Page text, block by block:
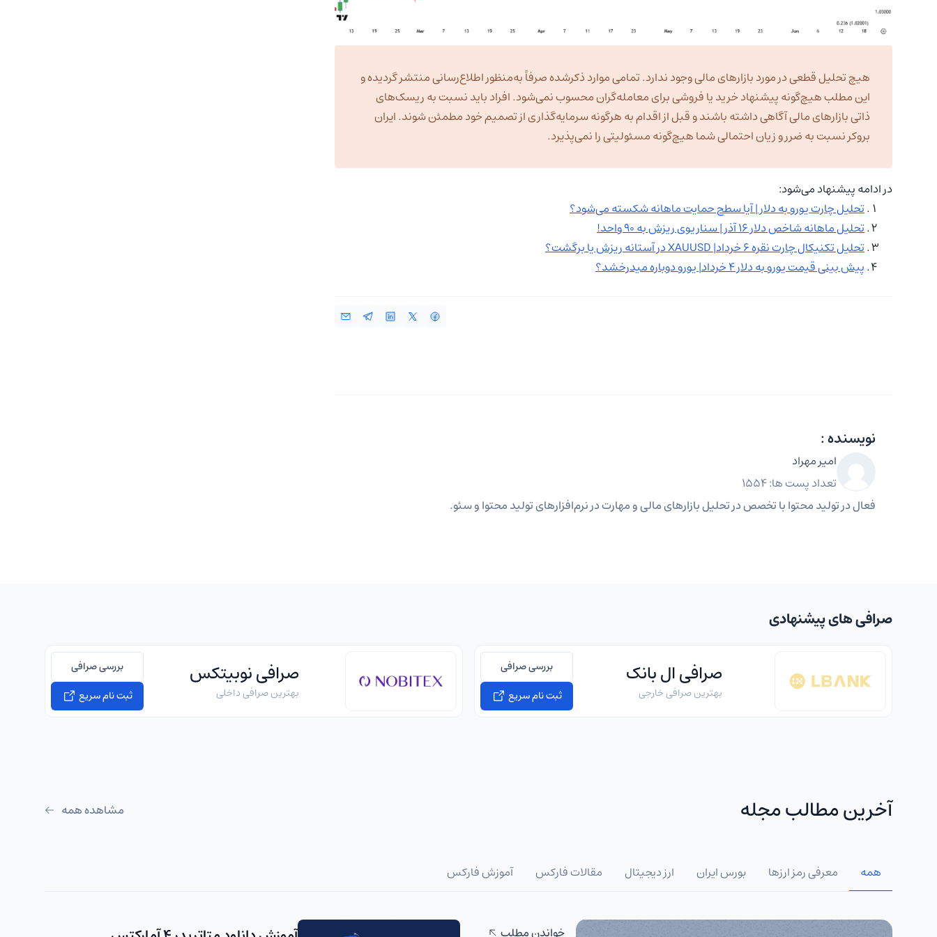
هیچ تحلیل قطعی در مورد بازارهای مالی وجود ندارد. تمامی موارد ذکرشده صرفاً به‌منظور اطلاع‌رسانی منتشر گردیده و
این مطلب هیچ‌گونه پیشنهاد خرید یا فروشی برای معامله‌گران محسوب نمی‌شود. افراد باید نسبت به ریسک‌های
ذاتی بازارهای مالی آگاهی داشته باشند و قبل از اقدام به هرگونه سرمایه‌گذاری از تصمیم خود مطمئن شوند. ایران
بروکر نسبت به ضرر و زیان احتمالی شما هیچ‌گونه مسئولیتی را نمی‌پذیرد.
در ادامه پیشنهاد می‌شود:
تحلیل چارت یورو به دلار | آیا سطح حمایت ماهانه شکسته می‌شود؟
تحلیل ماهانه شاخص دلار ۱۶ آذر | سناریوی ریزش به ۹۰ واحد!
تحلیل تکنیکال چارت نقره ۶ خرداد| XAUUSD در آستانه ریزش یا برگشت؟
پیش‌ بینی قیمت یورو به دلار ۴ خرداد| یورو دوباره میدرخشد؟
نویسنده :
امیر مهراد
تعداد پست ها: 1554
فعال در تولید محتوا با تخصص در تحلیل بازارهای مالی و مهارت در نرم‌افزارهای تولید محتوا و سئو.
صرافی های پیشنهادی
صرافی ال بانک
بهترین صرافی خارجی
بررسی صرافی
ثبت نام سریع
صرافی نوبیتکس
بهترین صرافی داخلی
بررسی صرافی
ثبت نام سریع
آخرین مطالب مجله مشاهده همه
همه معرفی رمز ارزها بورس ایران ارز دیجیتال مقالات فارکس آموزش فارکس
خواندن مطلب